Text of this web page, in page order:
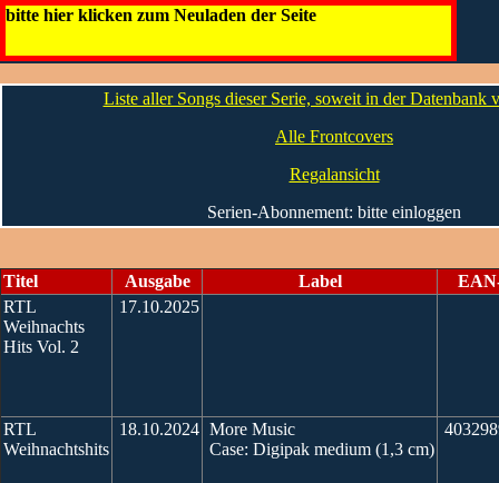
bitte hier klicken zum Neuladen der Seite
RTL
Liste aller Songs dieser Serie, soweit in der Datenbank
Alle Frontcovers
Regalansicht
Serien-Abonnement: bitte einloggen
Titel Ausgabe Label
RTL
Weihnachts
Hits Vol. 2
17.10.2025
RTL
Weihnachtshits
18.10.2024 More Music
Case: Digipak medium (1,3 cm)